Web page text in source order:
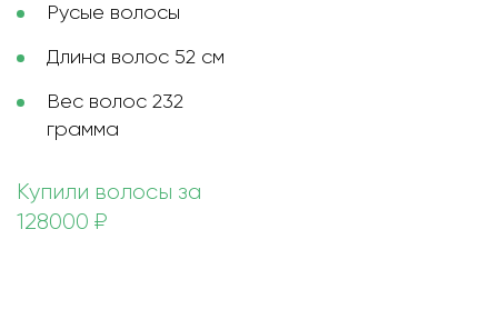
Русые волосы
Длина волос 52 см
Вес волос 232
грамма
Купили волосы за
128000 ₽